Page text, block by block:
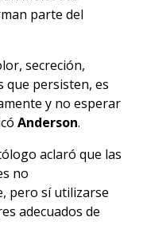
parte del
secreción,
que persisten, es
y no esperar
Anderson.
aclaró que las
no
pero sí utilizarse
adecuados de